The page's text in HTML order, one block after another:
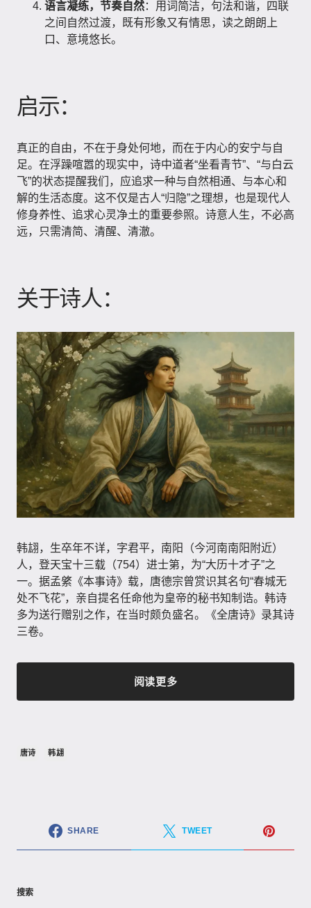
语言凝练，节奏自然：用词简洁，句法和谐，四联
之间自然过渡，既有形象又有情思，读之朗朗上
口、意境悠长。
启示：
真正的自由，不在于身处何地，而在于内心的安宁与自
足。在浮躁喧嚣的现实中，诗中道者“坐看青节”、“与白云
飞”的状态提醒我们，应追求一种与自然相通、与本心和
解的生活态度。这不仅是古人“归隐”之理想，也是现代人
修身养性、追求心灵净土的重要参照。诗意人生，不必高
远，只需清简、清醒、清澈。
关于诗人：
韩翃，生卒年不详，字君平，南阳（今河南南阳附近）
人，登天宝十三载（754）进士第，为“大历十才子”之
一。据孟綮《本事诗》载，唐德宗曾赏识其名句“春城无
处不飞花”，亲自提名任命他为皇帝的秘书知制诰。韩诗
多为送行赠别之作，在当时颇负盛名。《全唐诗》录其诗
三卷。
阅读更多
唐诗 韩翃
SHARE TWEET
搜索